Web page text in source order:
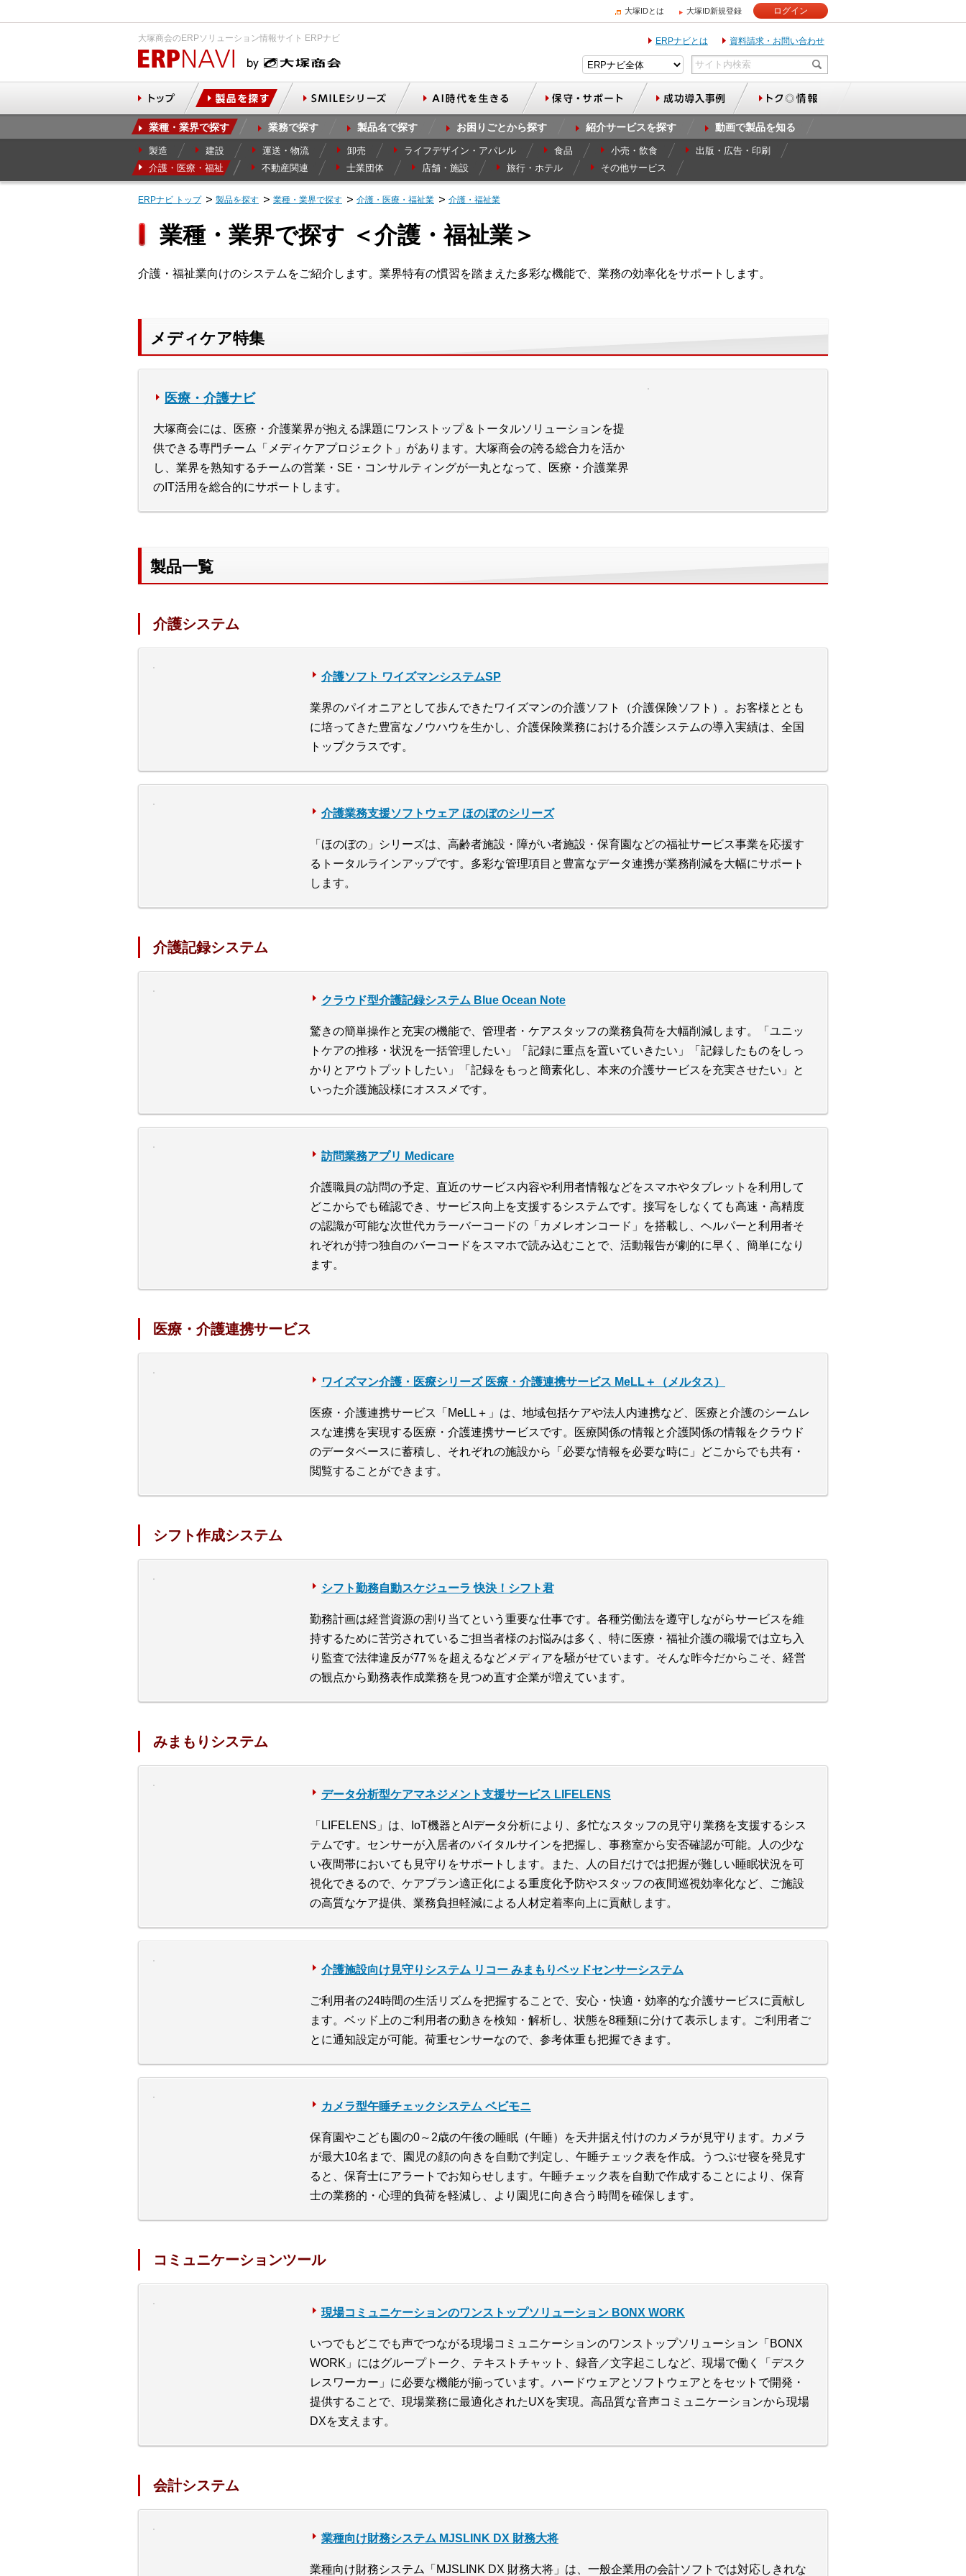
大塚IDとは 大塚ID新規登録 ログイン
大塚商会のERPソリューション情報サイト ERPナビ ERPナビとは 資料請求・お問い合わせ
業種・業界で探す 業務で探す 製品名で探す お困りごとから探す 紹介サービスを探す 動画で製品を知る
製造 建設 運送・物流 卸売 ライフデザイン・アパレル 食品 小売・飲食
出版・広告・印刷
介護・医療・福祉
不動産関連 士業団体 店舗・施設 旅行・ホテル その他サービス
ERPナビ トップ 製品を探す 業種・業界で探す 介護・医療・福祉業 介護・福祉業
業種・業界で探す ＜介護・福祉業＞
介護・福祉業向けのシステムをご紹介します。業界特有の慣習を踏まえた多彩な機能で、業務の効率化をサポートします。
メディケア特集
医療・介護ナビ
大塚商会には、医療・介護業界が抱える課題にワンストップ＆トータルソリューションを提
供できる専門チーム「メディケアプロジェクト」があります。大塚商会の誇る総合力を活か
し、業界を熟知するチームの営業・SE・コンサルティングが一丸となって、医療・介護業界
のIT活用を総合的にサポートします。
製品一覧
介護システム
介護ソフト ワイズマンシステムSP
業界のパイオニアとして歩んできたワイズマンの介護ソフト（介護保険ソフト）。お客様ととも
に培ってきた豊富なノウハウを生かし、介護保険業務における介護システムの導入実績は、全国
トップクラスです。
介護業務支援ソフトウェア ほのぼのシリーズ
「ほのぼの」シリーズは、高齢者施設・障がい者施設・保育園などの福祉サービス事業を応援す
るトータルラインアップです。多彩な管理項目と豊富なデータ連携が業務削減を大幅にサポート
します。
介護記録システム
クラウド型介護記録システム Blue Ocean Note
驚きの簡単操作と充実の機能で、管理者・ケアスタッフの業務負荷を大幅削減します。「ユニッ
トケアの推移・状況を一括管理したい」「記録に重点を置いていきたい」「記録したものをしっ
かりとアウトプットしたい」「記録をもっと簡素化し、本来の介護サービスを充実させたい」と
いった介護施設様にオススメです。
訪問業務アプリ Medicare
介護職員の訪問の予定、直近のサービス内容や利用者情報などをスマホやタブレットを利用して
どこからでも確認でき、サービス向上を支援するシステムです。接写をしなくても高速・高精度
の認識が可能な次世代カラーバーコードの「カメレオンコード」を搭載し、ヘルパーと利用者そ
れぞれが持つ独自のバーコードをスマホで読み込むことで、活動報告が劇的に早く、簡単になり
ます。
医療・介護連携サービス
ワイズマン介護・医療シリーズ 医療・介護連携サービス MeLL＋（メルタス）
医療・介護連携サービス「MeLL＋」は、地域包括ケアや法人内連携など、医療と介護のシームレ
スな連携を実現する医療・介護連携サービスです。医療関係の情報と介護関係の情報をクラウド
のデータベースに蓄積し、それぞれの施設から「必要な情報を必要な時に」どこからでも共有・
閲覧することができます。
シフト作成システム
シフト勤務自動スケジューラ 快決！シフト君
勤務計画は経営資源の割り当てという重要な仕事です。各種労働法を遵守しながらサービスを維
持するために苦労されているご担当者様のお悩みは多く、特に医療・福祉介護の職場では立ち入
り監査で法律違反が77％を超えるなどメディアを騒がせています。そんな昨今だからこそ、経営
の観点から勤務表作成業務を見つめ直す企業が増えています。
みまもりシステム
データ分析型ケアマネジメント支援サービス LIFELENS
「LIFELENS」は、IoT機器とAIデータ分析により、多忙なスタッフの見守り業務を支援するシス
テムです。センサーが入居者のバイタルサインを把握し、事務室から安否確認が可能。人の少な
い夜間帯においても見守りをサポートします。また、人の目だけでは把握が難しい睡眠状況を可
視化できるので、ケアプラン適正化による重度化予防やスタッフの夜間巡視効率化など、ご施設
の高質なケア提供、業務負担軽減による人材定着率向上に貢献します。
介護施設向け見守りシステム リコー みまもりベッドセンサーシステム
ご利用者の24時間の生活リズムを把握することで、安心・快適・効率的な介護サービスに貢献し
ます。ベッド上のご利用者の動きを検知・解析し、状態を8種類に分けて表示します。ご利用者ご
とに通知設定が可能。荷重センサーなので、参考体重も把握できます。
カメラ型午睡チェックシステム ベビモニ
保育園やこども園の0～2歳の午後の睡眠（午睡）を天井据え付けのカメラが見守ります。カメラ
が最大10名まで、園児の顔の向きを自動で判定し、午睡チェック表を作成。うつぶせ寝を発見す
ると、保育士にアラートでお知らせします。午睡チェック表を自動で作成することにより、保育
士の業務的・心理的負荷を軽減し、より園児に向き合う時間を確保します。
コミュニケーションツール
現場コミュニケーションのワンストップソリューション BONX WORK
いつでもどこでも声でつながる現場コミュニケーションのワンストップソリューション「BONX
WORK」にはグループトーク、テキストチャット、録音／文字起こしなど、現場で働く「デスク
レスワーカー」に必要な機能が揃っています。ハードウェアとソフトウェアとをセットで開発・
提供することで、現場業務に最適化されたUXを実現。高品質な音声コミュニケーションから現場
DXを支えます。
会計システム
業種向け財務システム MJSLINK DX 財務大将
業種向け財務システム「MJSLINK DX 財務大将」は、一般企業用の会計ソフトでは対応しきれな